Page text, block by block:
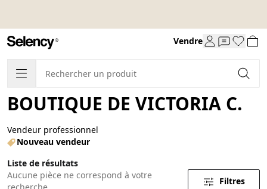
Vendre
BOUTIQUE DE VICTORIA C.
Vendeur professionnel
Nouveau vendeur
Liste de résultats
Aucune pièce ne correspond à votre
Filtres